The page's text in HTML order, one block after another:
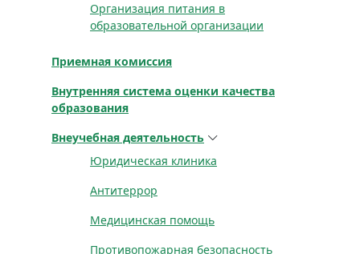
Организация питания в
образовательной организации
Приемная комиссия
Внутренняя система оценки качества
образования
Внеучебная деятельность
Юридическая клиника
Антитеррор
Медицинская помощь
Противопожарная безопасность